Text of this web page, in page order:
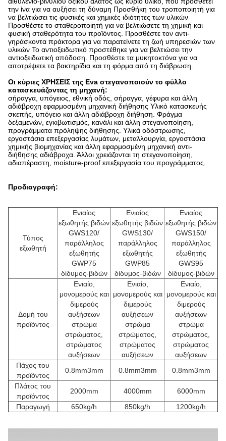
την ίνα για να αυξήσει τη δύναμη Προσθήκη του τροποποιητή για
να βελτιώσει τις φυσικές και χημικές ιδιότητες των υλικών
Προσθέστε το σταθεροποιητή για να βελτιώσετε τη χημική και
φυσική σταθερότητα του προϊόντος. Προσθέστε τον αντι-
γηράσκοντα πράκτορα για να παρατείνετε τη ζωή υπηρεσιών των
υλικών Το αντιοξειδωτικό προστέθηκε για να βελτιώσει την
αντιοξειδωτική απόδοση. Προσθέστε τα μυκητοκτόνα για να
αποτρέψετε τα βακτηρίδια και τη φόρμα από τη διάβρωση.
Οι κύριες ΧΡΗΣΕΙΣ της Eva στεγανοποιούν το φύλλο
κατασκευάζοντας τη μηχανή:
σήραγγα, υπόγειος, εθνική οδός, σήραγγα, γέφυρα και άλλη
αδιάβροχη εφαρμοσμένη μηχανική διήθησης Υλικό κατασκευής
σκεπής, υπόγειο και άλλη αδιάβροχη διήθηση. Φράγμα
δεξαμενών, εγκιβωτισμός, κανάλι και άλλη στεγανοποίηση,
προγράμματα πρόληψης διήθησης. Υλικά οδόστρωσης,
εργοστάσια επεξεργασίας λυμάτων, μεταλλουργία, εργοστάσια
χημικής βιομηχανίας και άλλη εφαρμοσμένη μηχανική αντι-
διήθησης αδιάβροχα. Άλλοι χρειάζονται τη στεγανοποίηση,
αδιαπέραστη, moisture-proof επεξεργασία του προγράμματος.
Προδιαγραφή:
Τύπος
εξωθητή
Ενιαίος
εξωθητής βιδών
GWS120/
παράλληλος
εξωθητής
GWP75
δίδυμος-βιδών
Ενιαίος
εξωθητής βιδών
GWS130/
παράλληλος
εξωθητής
GWP85
δίδυμος-βιδών
Ενιαίος
εξωθητής βιδών
GWS150/
παράλληλος
εξωθητής
GWS95
δίδυμος-βιδών
Δομή του
προϊόντος
Ενιαίο,
μονομερούς και
διμερούς
αυξήσεων
στρώμα
στρώματος,
στρώματος
αυξήσεων
Ενιαίο,
μονομερούς και
διμερούς
αυξήσεων
στρώμα
στρώματος,
στρώματος
αυξήσεων
Ενιαίο,
μονομερούς και
διμερούς
αυξήσεων
στρώμα
στρώματος,
στρώματος
αυξήσεων
Πάχος του
προϊόντος
0.8mm3mm 0.8mm3mm
0.8mm3mm
Πλάτος του
προϊόντος
2000mm 4000mm
6000mm
Παραγωγή
650kg/h 850kg/h 1200kg/h